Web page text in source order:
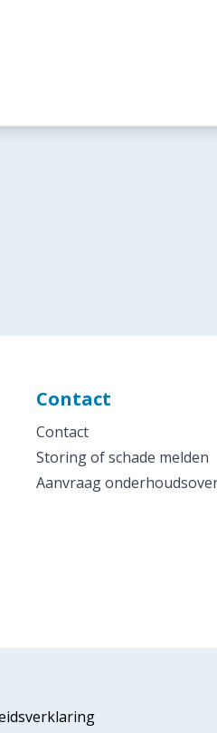
Contact
Contact
Storing of schade melden
Aanvraag